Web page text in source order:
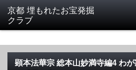
京都 埋もれたお宝発掘
クラブ
顕本法華宗 総本山妙満寺編4 わ